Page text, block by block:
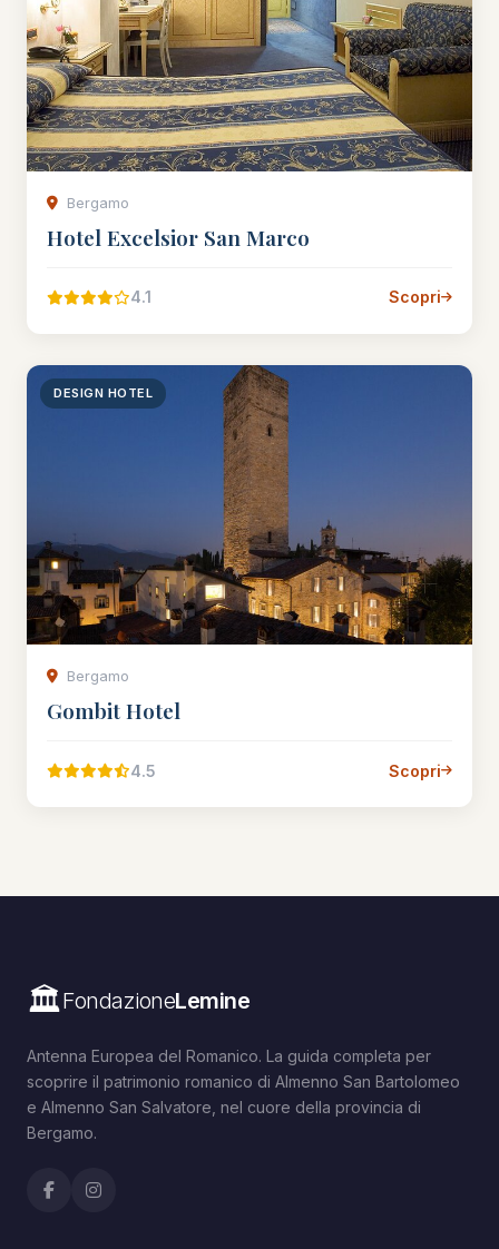
Bergamo
Hotel Excelsior San Marco
4.1 Scopri
DESIGN HOTEL
Bergamo
Gombit Hotel
4.5 Scopri
🏛️FondazioneLemine
Antenna Europea del Romanico. La guida completa per
scoprire il patrimonio romanico di Almenno San Bartolomeo
e Almenno San Salvatore, nel cuore della provincia di
Bergamo.